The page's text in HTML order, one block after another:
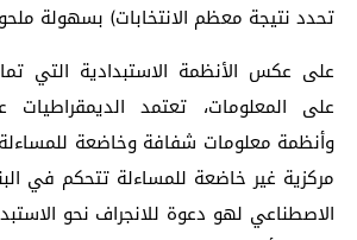
تحدد نتيجة معظم الانتخابات) بسهولة
على عكس الأنظمة الاستبدادية التي
على المعلومات، تعتمد
وأنظمة معلومات شفافة وخاضعة
مركزية غير خاضعة للمساءلة تتحكم في
الاصطناعي لهو دعوة للانجراف نحو